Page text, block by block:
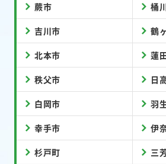
蕨市 桶
吉川市 鶴
北本市 蓮
秩父市 日
白岡市 羽
幸手市 伊
杉戸町 三